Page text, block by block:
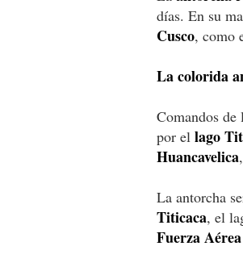
días. En su
Cusco, como
La colorida
Comandos de
por el lago
Huancavelica,
La antorcha
Titicaca, el
Fuerza